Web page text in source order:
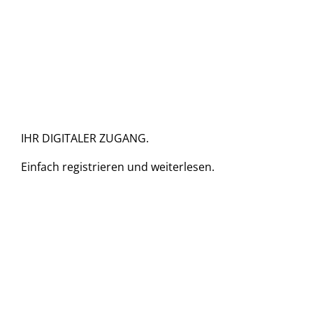
IHR DIGITALER ZUGANG.
Einfach registrieren und weiterlesen.